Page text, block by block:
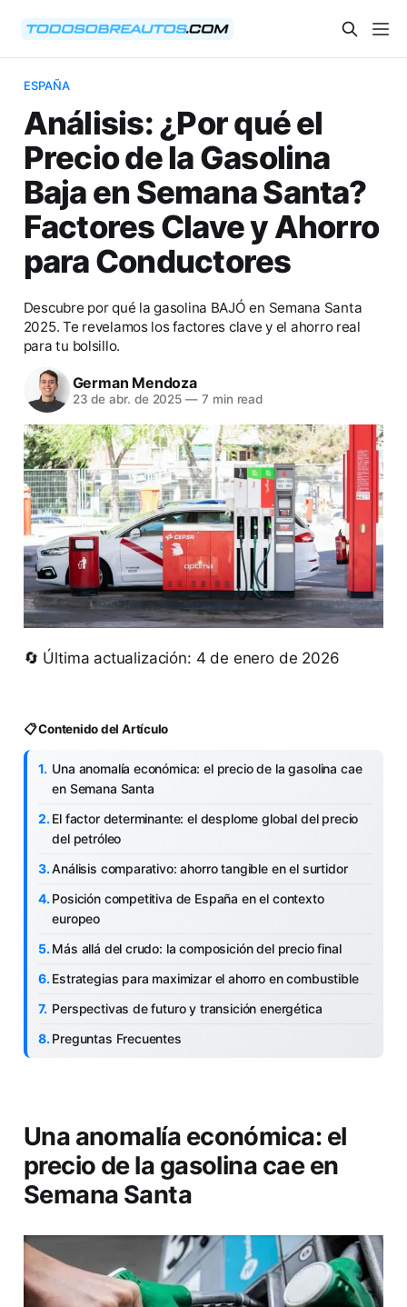
🇪🇸
ESPAÑA
Análisis: ¿Por qué el
Precio de la Gasolina
Baja en Semana Santa?
Factores Clave y Ahorro
para Conductores
Descubre por qué la gasolina BAJÓ en Semana Santa
2025. Te revelamos los factores clave y el ahorro real
para tu bolsillo.
German Mendoza
23 de abr. de 2025 — 7 min read
🔄 Última actualización: 4 de enero de 2026
📋 Contenido del Artículo
Una anomalía económica: el precio de la gasolina cae
en Semana Santa
El factor determinante: el desplome global del precio
del petróleo
Análisis comparativo: ahorro tangible en el surtidor
Posición competitiva de España en el contexto
europeo
Más allá del crudo: la composición del precio final
Estrategias para maximizar el ahorro en combustible
Perspectivas de futuro y transición energética
Preguntas Frecuentes
Una anomalía económica: el
precio de la gasolina cae en
Semana Santa